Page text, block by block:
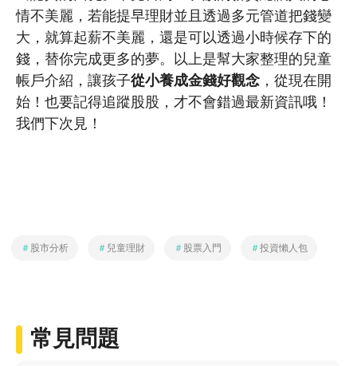
情不美麗，若能提早理財並且透過多元管道把錢變
大，就算起薪不美麗，還是可以透過小時候存下的
錢，替你完成更多的夢。 以上是幫大家整理的兒童
帳戶介紹，讓孩子從小養成金錢好觀念，從現在開
始！也要記得追蹤股股，才不會錯過最新資訊哦！
我們下次見！
＃ 股市分析 ＃ 兒童理財 ＃ 股票入門 ＃投資懶人包
常見問題